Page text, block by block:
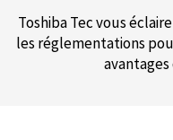
Toshiba Tec vous
les réglementations
avantages